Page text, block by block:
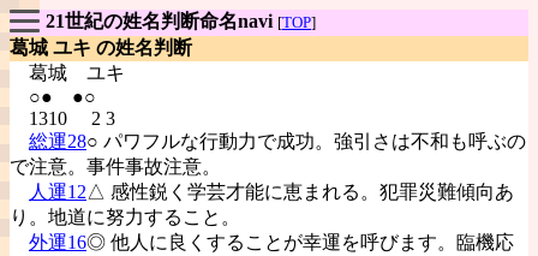
21世紀の姓名判断命名navi [TOP]
葛城 ユキ の姓名判断
葛城 ユキ
○● ●○
1310 2 3
総運28○ パワフルな行動力で成功。強引さは不和も呼ぶの
で注意。事件事故注意。
人運12△ 感性鋭く学芸才能に恵まれる。犯罪災難傾向あ
り。地道に努力すること。
外運16◎ 他人に良くすることが幸運を呼びます。臨機応